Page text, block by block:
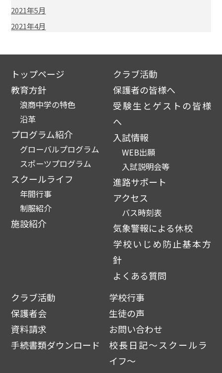
2021年5月
2021年4月
トップページ
教育方針
浪商中学の特色
沿革
プログラム紹介
グローバルプログラム
スポーツプログラム
スクールライフ
年間行事
制服紹介
施設紹介
クラブ活動
保護者の皆様へ
受験生とゲストの皆様
へ
入試情報
WEB出願
入試説明会等
進路サポート
アクセス
バス時刻表
気象警報による休校
学校いじめ防止基本方
針
よくある質問
クラブ活動
学校行事
保護者会
生徒の声
資料請求
お問い合わせ
手続書類ダウンロード
校長日記～スクールラ
イフ～